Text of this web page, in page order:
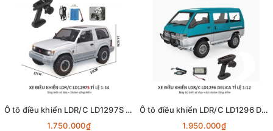
Ô tô điều khiển LDR/C LD1297S Pajero Offroad 4x4 1:14 - RTR [TẶNG BIỂN SỐ]
1.750.000₫
Ô tô điều khiển LDR/C LD1296 Delica MPV 4x4 1:12 - RTR [TẶNG BIỂN SỐ]
1.950.000₫